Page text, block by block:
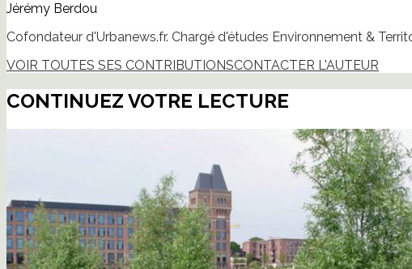
Jérémy Berdou
Cofondateur d'Urbanews.fr. Chargé d'études Environnement &
VOIR TOUTES SES CONTRIBUTIONSCONTACTER L'AUTEUR
CONTINUEZ VOTRE LECTURE